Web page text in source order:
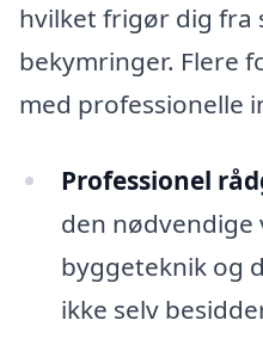
hvilket frigør dig fra
bekymringer. Flere
med professionelle
Professionel
den nødvendige
byggeteknik og
ikke selv